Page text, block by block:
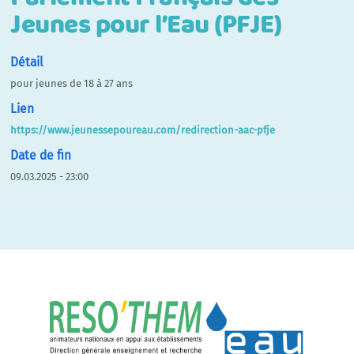
Jeunes pour l’Eau (PFJE)
Détail
pour jeunes de 18 à 27 ans
Lien
https://www.jeunessepoureau.com/redirection-aac-pfje
Date de fin
09.03.2025 - 23:00